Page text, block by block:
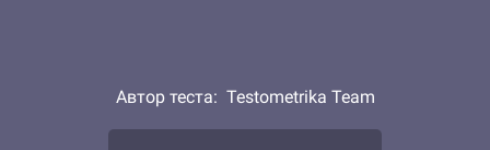
Автор теста: Testometrika Team